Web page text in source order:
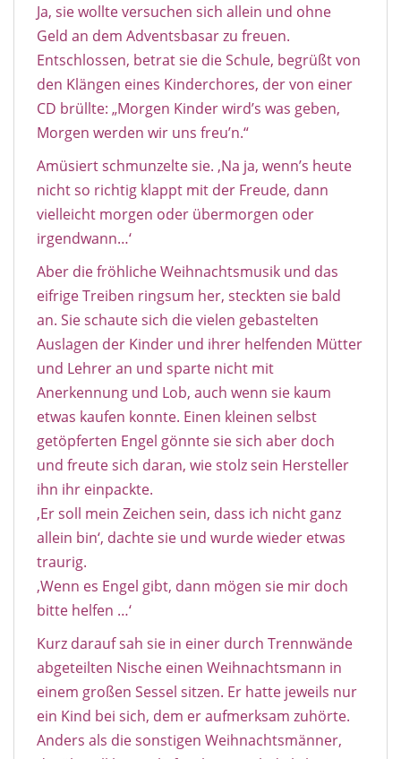
Ja, sie wollte versuchen sich allein und ohne
Geld an dem Adventsbasar zu freuen.
Entschlossen, betrat sie die Schule, begrüßt von
den Klängen eines Kinderchores, der von einer
CD brüllte: „Morgen Kinder wird’s was geben,
Morgen werden wir uns freu’n.“
Amüsiert schmunzelte sie. ‚Na ja, wenn’s heute
nicht so richtig klappt mit der Freude, dann
vielleicht morgen oder übermorgen oder
irgendwann…‘
Aber die fröhliche Weihnachtsmusik und das
eifrige Treiben ringsum her, steckten sie bald
an. Sie schaute sich die vielen gebastelten
Auslagen der Kinder und ihrer helfenden Mütter
und Lehrer an und sparte nicht mit
Anerkennung und Lob, auch wenn sie kaum
etwas kaufen konnte. Einen kleinen selbst
getöpferten Engel gönnte sie sich aber doch
und freute sich daran, wie stolz sein Hersteller
ihn ihr einpackte.
‚Er soll mein Zeichen sein, dass ich nicht ganz
allein bin‘, dachte sie und wurde wieder etwas
traurig.
‚Wenn es Engel gibt, dann mögen sie mir doch
bitte helfen …‘
Kurz darauf sah sie in einer durch Trennwände
abgeteilten Nische einen Weihnachtsmann in
einem großen Sessel sitzen. Er hatte jeweils nur
ein Kind bei sich, dem er aufmerksam zuhörte.
Anders als die sonstigen Weihnachtsmänner,